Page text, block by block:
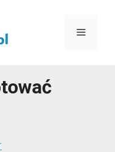
Menu